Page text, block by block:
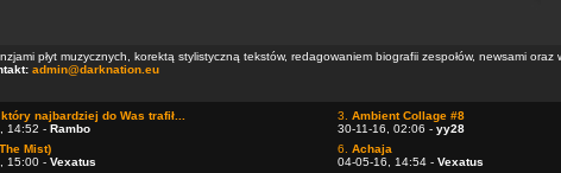
płyt muzycznych, korektą stylistyczną tekstów, redagowaniem biografii zespołów, newsami oraz
admin@darknation.eu
najbardziej do Was trafił...
14:52 - Rambo
3. Ambient Collage #8
30-11-16, 02:06 - yy28
Mist)
15:00 - Vexatus
6. Achaja
04-05-16, 14:54 - Vexatus